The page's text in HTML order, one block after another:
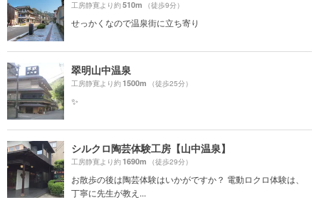
工房静寛より約510m （徒歩9分）
せっかくなので温泉街に立ち寄り
翠明山中温泉
工房静寛より約1500m （徒歩25分）
✨
シルクロ陶芸体験工房【山中温泉】
工房静寛より約1690m （徒歩29分）
お散歩の後は陶芸体験はいかがですか？ 電動ロクロ体験は、
丁寧に先生が教え...